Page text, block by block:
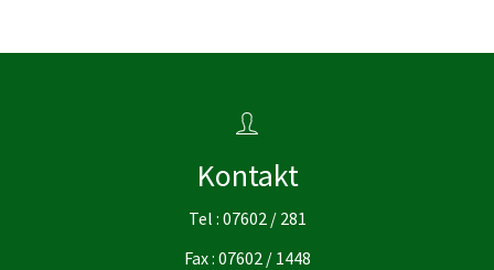
Kontakt
Tel : 07602 / 281
Fax : 07602 / 1448